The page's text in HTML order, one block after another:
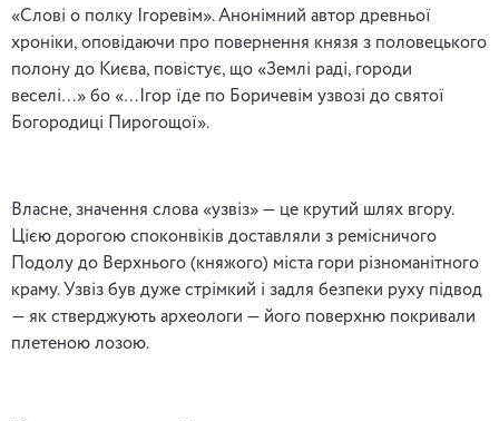
«Слові о полку Ігоревім». Анонімний автор древньої
хроніки, оповідаючи про повернення князя з половецького
полону до Києва, повістує, що «Землі раді, городи
веселі…» бо «…Ігор їде по Боричевім узвозі до святої
Богородиці Пирогощої».
Власне, значення слова «узвіз» — це крутий шлях вгору.
Цією дорогою споконвіків доставляли з ремісничого
Подолу до Верхнього (княжого) міста гори різноманітного
краму. Узвіз був дуже стрімкий і задля безпеки руху підвод
— як стверджують археологи — його поверхню покривали
плетеною лозою.